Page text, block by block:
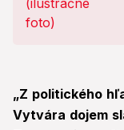
„Z politického
Vytvára dojem